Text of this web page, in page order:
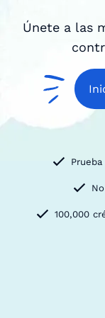
Únete a las
100,000